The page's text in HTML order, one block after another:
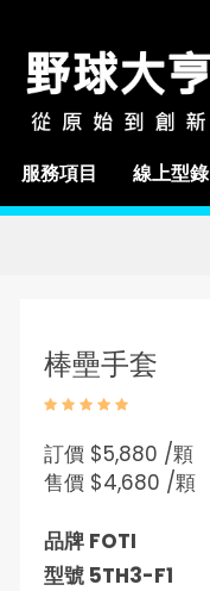
服務項目 線上型錄
棒壘手套
訂價 $5,880 /顆
售價 $4,680 /顆
品牌 FOTI
型號 5TH3-F1